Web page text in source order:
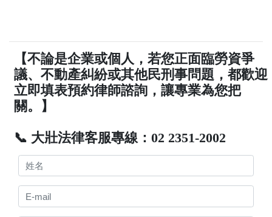
【不論是企業或個人，若您正面臨勞資爭
議、不動產糾紛或其他民刑事問題，都歡迎
立即填表預約律師諮詢，讓專業為您把
關。】
📞 大壯法律客服專線：02 2351-2002